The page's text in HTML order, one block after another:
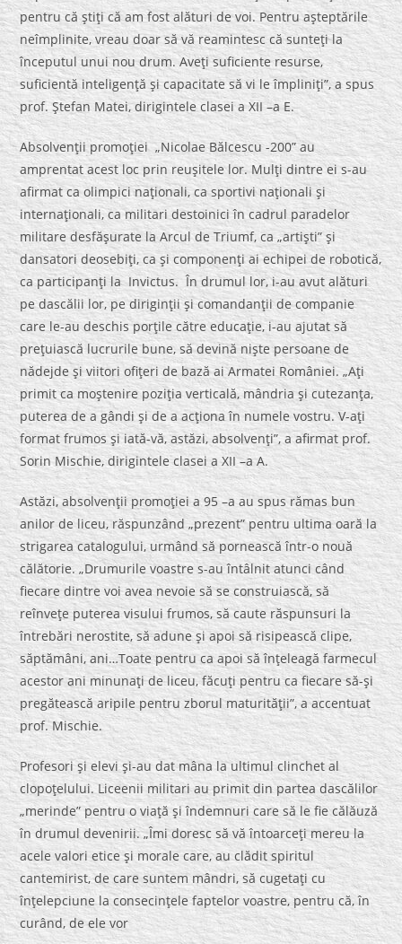
pentru că ştiţi că am fost alături de voi. Pentru aşteptările
neîmplinite, vreau doar să vă reamintesc că sunteţi la
începutul unui nou drum. Aveţi suficiente resurse,
suficientă inteligenţă şi capacitate să vi le împliniţi”, a spus
prof. Ştefan Matei, dirigintele clasei a XII –a E.
Absolvenţii promoţiei „Nicolae Bălcescu -200” au
amprentat acest loc prin reuşitele lor. Mulţi dintre ei s-au
afirmat ca olimpici naţionali, ca sportivi naţionali şi
internaţionali, ca militari destoinici în cadrul paradelor
militare desfăşurate la Arcul de Triumf, ca „artişti” şi
dansatori deosebiţi, ca şi componenţi ai echipei de robotică,
ca participanţi la Invictus. În drumul lor, i-au avut alături
pe dascălii lor, pe diriginţii şi comandanţii de companie
care le-au deschis porţile către educaţie, i-au ajutat să
preţuiască lucrurile bune, să devină nişte persoane de
nădejde şi viitori ofiţeri de bază ai Armatei României. „Aţi
primit ca moştenire poziţia verticală, mândria şi cutezanţa,
puterea de a gândi şi de a acţiona în numele vostru. V-aţi
format frumos şi iată-vă, astăzi, absolvenţi”, a afirmat prof.
Sorin Mischie, dirigintele clasei a XII –a A.
Astăzi, absolvenţii promoţiei a 95 –a au spus rămas bun
anilor de liceu, răspunzând „prezent” pentru ultima oară la
strigarea catalogului, urmând să pornească într-o nouă
călătorie. „Drumurile voastre s-au întâlnit atunci când
fiecare dintre voi avea nevoie să se construiască, să
reînveţe puterea visului frumos, să caute răspunsuri la
întrebări nerostite, să adune şi apoi să risipească clipe,
săptămâni, ani…Toate pentru ca apoi să înţeleagă farmecul
acestor ani minunaţi de liceu, făcuţi pentru ca fiecare să-şi
pregătească aripile pentru zborul maturităţii”, a accentuat
prof. Mischie.
Profesori şi elevi şi-au dat mâna la ultimul clinchet al
clopoţelului. Liceenii militari au primit din partea dascălilor
„merinde” pentru o viaţă şi îndemnuri care să le fie călăuză
în drumul devenirii. „Îmi doresc să vă întoarceţi mereu la
acele valori etice şi morale care, au clădit spiritul
cantemirist, de care suntem mândri, să cugetaţi cu
înţelepciune la consecinţele faptelor voastre, pentru că, în
curând, de ele vor